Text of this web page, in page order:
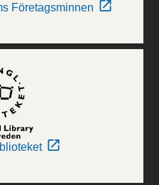
Företagsminnen